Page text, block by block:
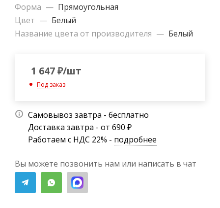
Форма — Прямоугольная
Цвет — Белый
Название цвета от производителя — Белый
1 647₽/шт
Под заказ
Самовывоз завтра - бесплатно
Доставка завтра - от 690 ₽
Работаем с НДС 22% - подробнее
Вы можете позвонить нам или написать в чат